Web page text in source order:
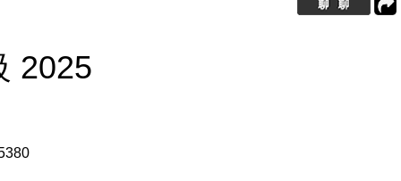
2025